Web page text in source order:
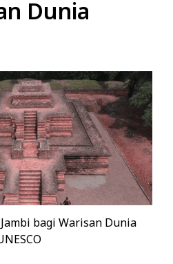
Dunia
bagi Warisan Dunia